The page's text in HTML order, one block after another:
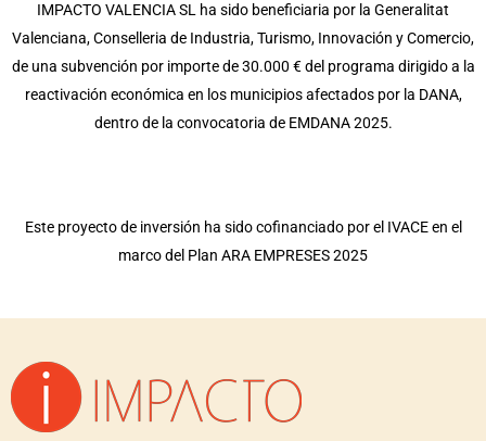
IMPACTO VALENCIA SL ha sido beneficiaria por la Generalitat
Valenciana, Conselleria de Industria, Turismo, Innovación y Comercio,
de una subvención por importe de 30.000 € del programa dirigido a la
reactivación económica en los municipios afectados por la DANA,
dentro de la convocatoria de EMDANA 2025.
Este proyecto de inversión ha sido cofinanciado por el IVACE en el
marco del Plan ARA EMPRESES 2025